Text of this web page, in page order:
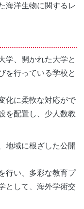
海洋生物に関するレ
学、開かれた大学と
を行っている学校と
化に柔軟な対応がで
を配置し、少人数教
地域に根ざした公開
行い、多彩な教育プ
として、海外学術交